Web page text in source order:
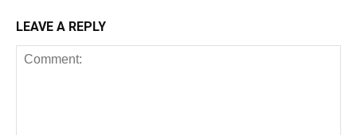
LEAVE A REPLY